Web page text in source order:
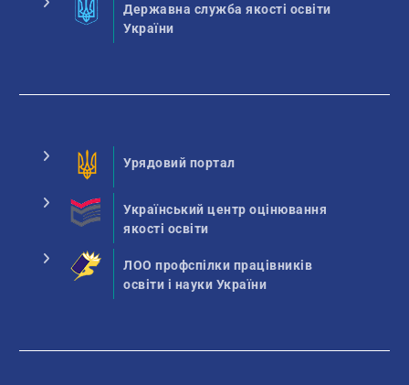
Державна служба якості освіти
України
Урядовий портал
Український центр оцінювання
якості освіти
ЛОО профспілки працівників
освіти і науки України